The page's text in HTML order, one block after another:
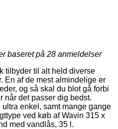
baseret på 28 anmeldelser
tilbyder til alt held diverse
En af de mest almindelige er
og så skal du blot gå forbi
når det passer dig bedst.
enkel, samt mange gange
ved køb af Wavin 315 x
med vandlås, 35 l.